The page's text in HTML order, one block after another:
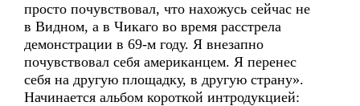
просто почувствовал, что нахожусь сейчас не
в Видном, а в Чикаго во время расстрела
демонстрации в 69-м году. Я внезапно
почувствовал себя американцем. Я перенес
себя на другую площадку, в другую страну».
Начинается альбом короткой интродукцией: